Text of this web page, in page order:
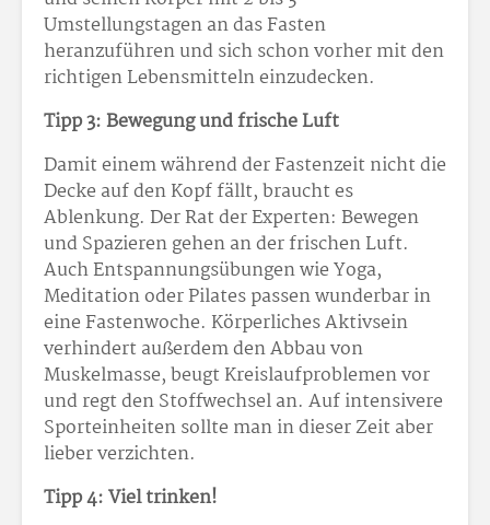
Umstellungstagen an das Fasten
heranzuführen und sich schon vorher mit den
richtigen Lebensmitteln einzudecken.
Tipp 3: Bewegung und frische Luft
Damit einem während der Fastenzeit nicht die
Decke auf den Kopf fällt, braucht es
Ablenkung. Der Rat der Experten: Bewegen
und Spazieren gehen an der frischen Luft.
Auch Entspannungsübungen wie Yoga,
Meditation oder Pilates passen wunderbar in
eine Fastenwoche. Körperliches Aktivsein
verhindert außerdem den Abbau von
Muskelmasse, beugt Kreislaufproblemen vor
und regt den Stoffwechsel an. Auf intensivere
Sporteinheiten sollte man in dieser Zeit aber
lieber verzichten.
Tipp 4: Viel trinken!